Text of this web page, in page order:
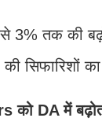
3% तक की
सिफारिशों का
को DA में